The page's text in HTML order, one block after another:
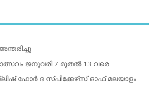
ജനുവരി 7 മുതല്‍ 13 വരെ
ഫോര്‍ ദ സ്പീക്കേഴ്‌സ് ഓഫ് മലയാളം